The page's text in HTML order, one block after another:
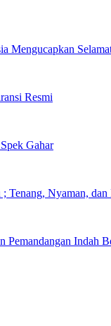
Mengucapkan
Resmi
Gahar
Tenang, Nyaman,
Pemandangan Indah